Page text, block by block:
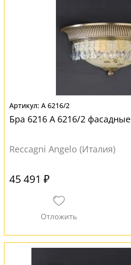
A 6216/2
Бра 6216 A 6216/2 фасадные
Reccagni Angelo (Италия)
45 491 ₽